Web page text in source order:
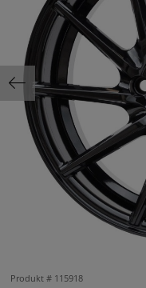
Produkt # 115918